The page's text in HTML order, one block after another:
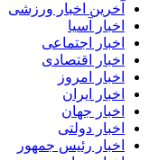
آخرین اخبار ورزشی
اخبار آسیا
اخبار اجتماعی
اخبار اقتصادی
اخبار امروز
اخبار ایران
اخبار جهان
اخبار دولتی
اخبار رئیس جمهور